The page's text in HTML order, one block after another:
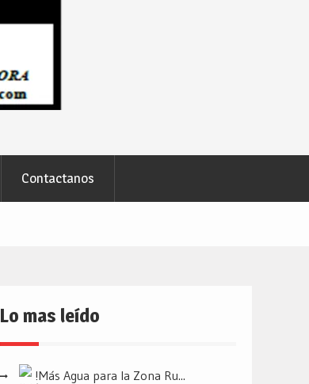
Contactanos
Lo mas leído
!Más Agua para la Zona Ru...